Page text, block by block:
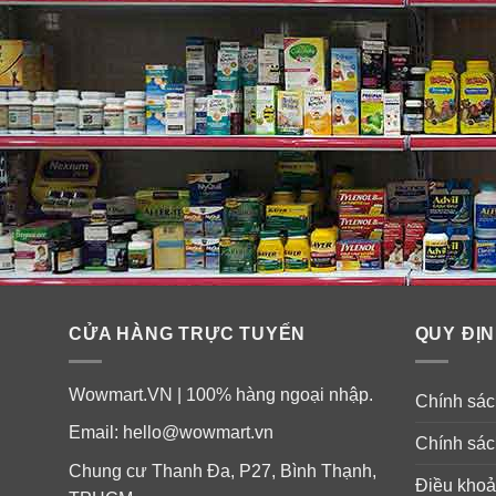
CỬA HÀNG TRỰC TUYẾN
Wowmart.VN | 100% hàng ngoại nhập.
Email: hello@wowmart.vn
Chung cư Thanh Đa, P27, Bình Thạnh,
QUY
Chính
Chính
Điều